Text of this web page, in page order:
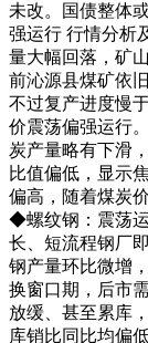
未改。国债整体
强运行 行情分析
量大幅回落，矿
前沁源县煤矿依
不过复产进度慢
价震荡偏强运行
炭产量略有下滑
比值偏低，显示
偏高，随着煤炭
◆螺纹钢：震荡
长、短流程钢厂
钢产量环比微增
换窗口期，后市
放缓、甚至累库
库销比同比均偏